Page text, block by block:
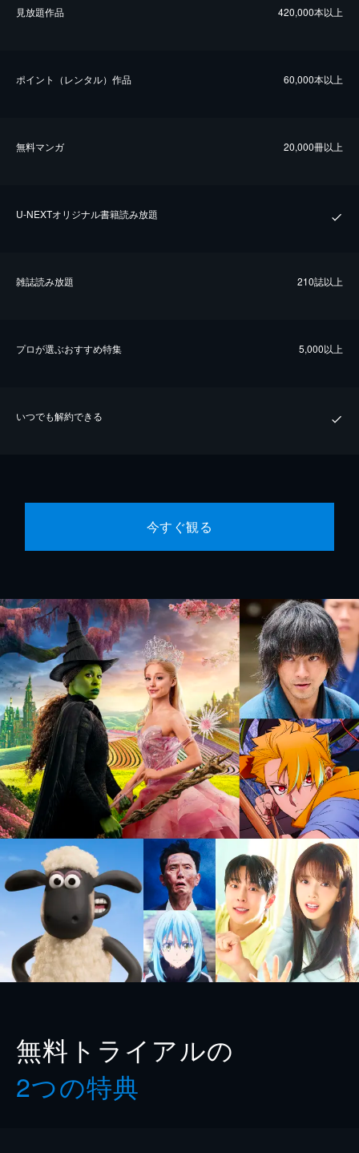
⾒放題作品 420,000本以上
ポイント（レンタル）作品 60,000本以上
無料マンガ 20,000冊以上
U-NEXTオリジナル書籍読み放題
雑誌読み放題 210誌以上
プロが選ぶおすすめ特集 5,000以上
いつでも解約できる
今すぐ観る
無料トライアルの
2つの特典